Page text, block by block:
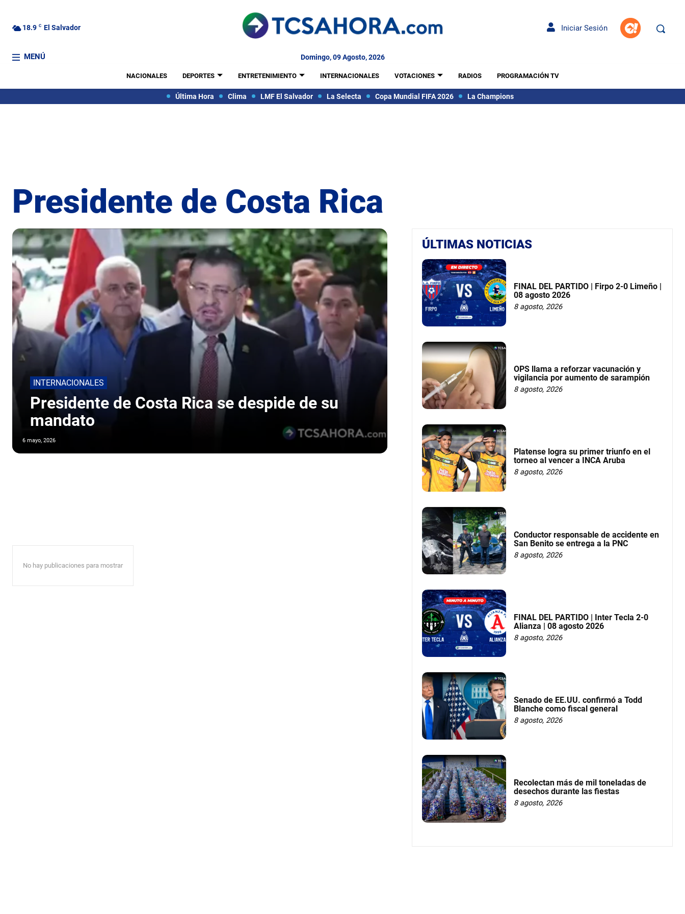
18.9 C El Salvador Iniciar Sesión
MENÚ Domingo, 09 Agosto, 2026
NACIONALES DEPORTES ENTRETENIMIENTO INTERNACIONALES VOTACIONES RADIOS PROGRAMACIÓN TV
Última Hora Clima LMF El Salvador La Selecta Copa Mundial FIFA 2026 La Champions
Presidente de Costa Rica
INTERNACIONALES
Presidente de Costa Rica se despide de su
mandato
6 mayo, 2026
No hay publicaciones para mostrar
ÚLTIMAS NOTICIAS
FINAL DEL PARTIDO | Firpo 2-0 Limeño |
08 agosto 2026
8 agosto, 2026
OPS llama a reforzar vacunación y
vigilancia por aumento de sarampión
8 agosto, 2026
Platense logra su primer triunfo en el
torneo al vencer a INCA Aruba
8 agosto, 2026
Conductor responsable de accidente en
San Benito se entrega a la PNC
8 agosto, 2026
FINAL DEL PARTIDO | Inter Tecla 2-0
Alianza | 08 agosto 2026
8 agosto, 2026
Senado de EE.UU. confirmó a Todd
Blanche como fiscal general
8 agosto, 2026
Recolectan más de mil toneladas de
desechos durante las fiestas
8 agosto, 2026